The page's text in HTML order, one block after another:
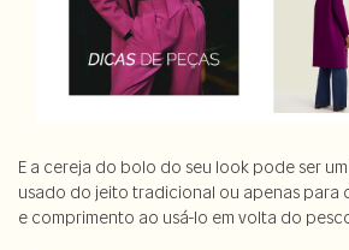
E a cereja do bolo do seu look pode ser
usado do jeito tradicional ou apenas para
e comprimento ao usá-lo em volta do